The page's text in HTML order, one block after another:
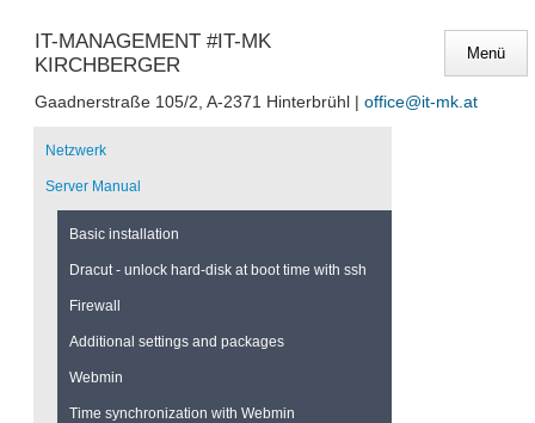
IT-MANAGEMENT #IT-MK
KIRCHBERGER
Gaadnerstraße 105/2, A-2371 Hinterbrühl |office@it-mk.at
überspringen
Netzwerk
Server Manual
Basic installation
Dracut - unlock hard-disk at boot time with ssh
Firewall
Additional settings and packages
Webmin
Time synchronization with Webmin